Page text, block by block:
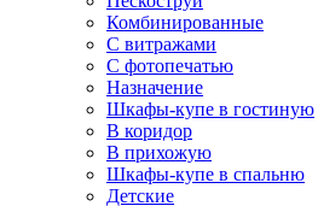
Комбинированные
С витражами
С фотопечатью
Назначение
Шкафы-купе в гостиную
В коридор
В прихожую
Шкафы-купе в спальню
Детские